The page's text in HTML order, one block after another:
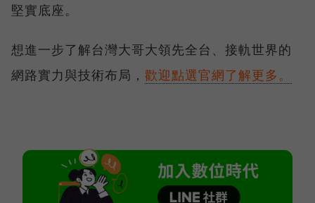
堅實底座。
想進一步了解台灣大哥大領先全台、接軌世界的
網路實力與技術布局， 歡迎點選官網了解更多。